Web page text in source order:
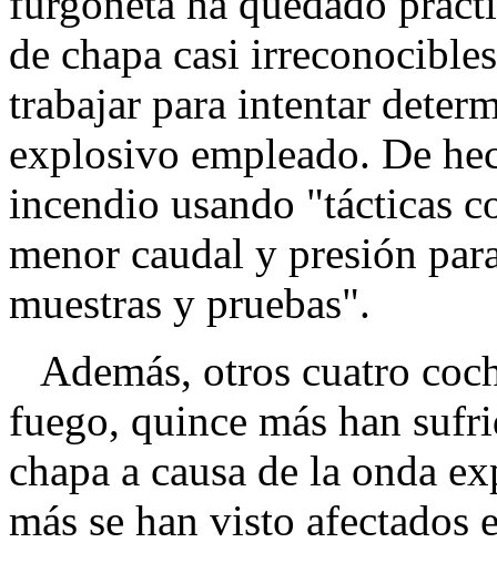
de chapa casi
trabajar para intentar
explosivo empleado. De
incendio usando "tácticas
menor caudal y presión
muestras y pruebas".
Además, otros cuatro
fuego, quince más han
chapa a causa de la onda
más se han visto afectados